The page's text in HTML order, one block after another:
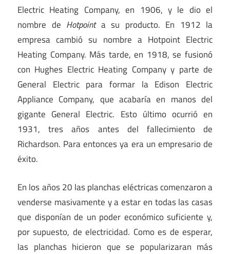
Electric Heating Company, en 1906, y le dio el
nombre de Hotpointa su producto. En 1912 la
empresa cambió su nombre a Hotpoint Electric
Heating Company. Más tarde, en 1918, se fusionó
con Hughes Electric Heating Company y parte de
General Electric para formar la Edison Electric
Appliance Company, que acabaría en manos del
gigante General Electric. Esto último ocurrió en
1931, tres años antes del fallecimiento de
Richardson. Para entonces ya era un empresario de
éxito.
En los años 20 las planchas eléctricas comenzaron a
venderse masivamente y a estar en todas las casas
que disponían de un poder económico suficiente y,
por supuesto, de electricidad. Como es de esperar,
las planchas hicieron que se popularizaran más